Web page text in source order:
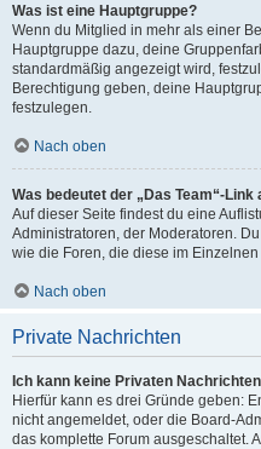
Was ist eine Hauptgruppe?
Wenn du Mitglied in mehr als einer
Hauptgruppe dazu, deine
standardmäßig angezeigt wird,
Berechtigung geben, deine
festzulegen.
Nach oben
Was bedeutet der „Das Team“-
Auf dieser Seite findest du eine
Administratoren, der Moderatoren.
wie die Foren, die diese im
Nach oben
Private Nachrichten
Ich kann keine Privaten
Hierfür kann es drei Gründe geben:
nicht angemeldet, oder die Board-
das komplette Forum ausgeschaltet.